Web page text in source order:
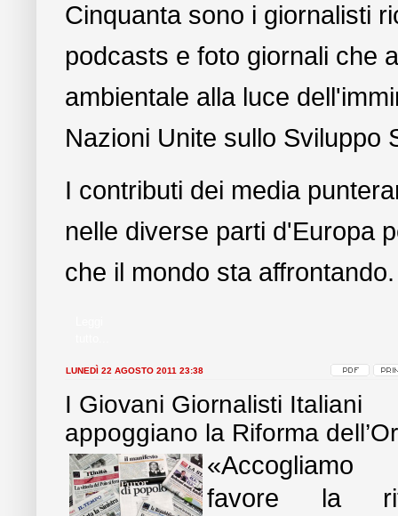
Cinquanta sono i giornalisti
podcasts e foto giornali che
ambientale alla luce
Nazioni Unite sullo Sviluppo
I contributi dei media
nelle diverse parti d'Europa
che il mondo sta affrontando.
LUNEDÌ 22 AGOSTO 2011 23:38
I Giovani Giornalisti Italiani
appoggiano la Riforma
favore la